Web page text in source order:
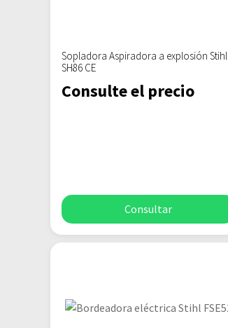
Sopladora Aspiradora a explosión Stihl
SH86 CE
Consulte el precio
Consultar